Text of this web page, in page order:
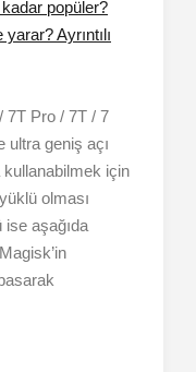
popüler?
Ayrıntılı
7T Pro / 7T / 7
ultra geniş açı
kullanabilmek için
olması
aşağıda